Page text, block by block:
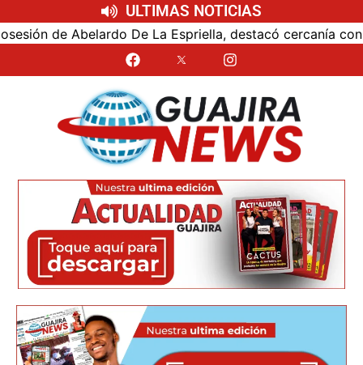
ULTIMAS NOTICIAS
Abelardo De La Espriella, destacó cercanía con el